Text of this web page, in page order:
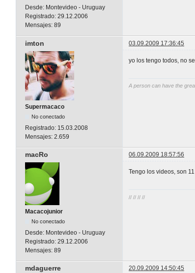
Desde: Montevideo - Uruguay
Registrado: 29.12.2006
Mensajes: 89
imton 03.09.2009 17:36:45
Supermacaco
No conectado
Registrado: 15.03.2008
Mensajes: 2.659
yo los tengo todos, no se
A person can have the
macRo 06.09.2009 18:57:56
Macacojunior
No conectado
Desde: Montevideo - Uruguay
Registrado: 29.12.2006
Mensajes: 89
Tengo los videos, son
// // // //
mdaguerre 20.09.2009 14:50:45